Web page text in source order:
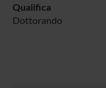
Qualifica
Dottorando